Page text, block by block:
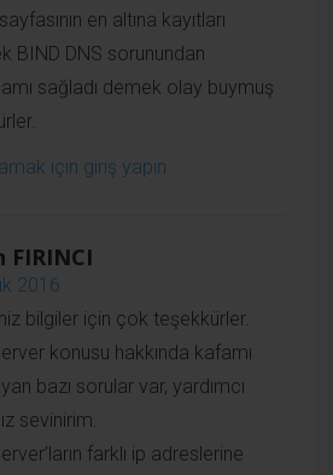
BIND DNS sorunundan
demek olay buymuş teşekkürler.
yapın
çok teşekkürler.
hakkında kafamı kurcalayan
olursanız sevinirim.
ip adreslerine sahip olması
adı sağlayıcıları nameserver
her iki nameserver’ında aynı
görüp hata veriyor.